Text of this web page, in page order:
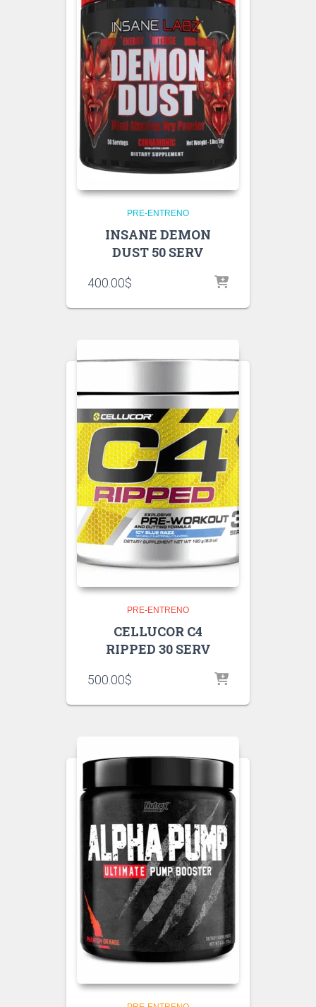
PRE-ENTRENO
INSANE DEMON
DUST 50 SERV
400.00$
PRE-ENTRENO
CELLUCOR C4
RIPPED 30 SERV
500.00$